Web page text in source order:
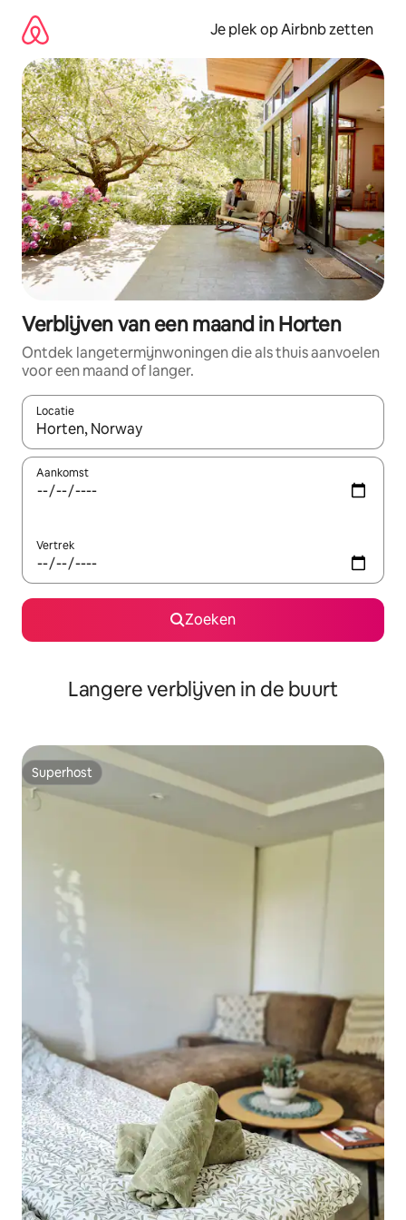
direct
naar
inhoud
Je plek op Airbnb zetten
Verblijven van een maand in Horten
Ontdek langetermijnwoningen die als thuis aanvoelen
voor een maand of langer.
Locatie
Wanneer er resultaten beschikbaar zijn, maak je een keuze
Aankomst
Vertrek
Zoeken
Langere verblijven in de buurt
Superhost
Superhost